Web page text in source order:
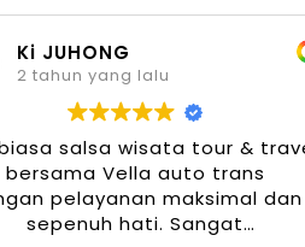
berkendara yang aman,
Anda pada penyedia
armada terawat,
Fortuner yang
Ki JUHONG
2 tahun yang lalu
salsa wisata tour &
bersama Vella auto trans
pelayanan maksimal dan
sepenuh hati. Sangat